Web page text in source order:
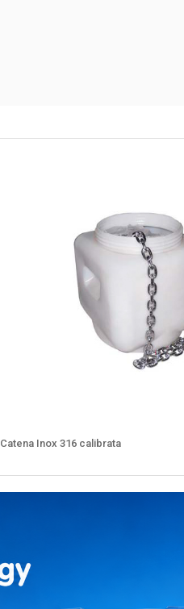
Catena Inox 316 calibrata